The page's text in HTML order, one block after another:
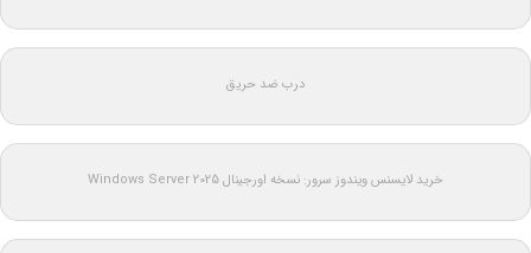
درب ضد حریق
خرید لایسنس ویندوز سرور: نسخه اورجینال Windows Server 2025